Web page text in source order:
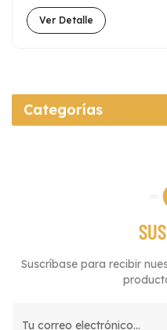
para
discapacitados de
Ver Detalle
Categorías
Suscríbase para recibir